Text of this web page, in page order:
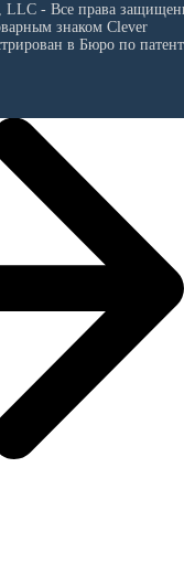
LLC - Все права
знаком Clever
в Бюро по